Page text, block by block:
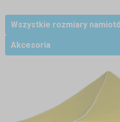
Wszystkie rozmiary
Akcesoria